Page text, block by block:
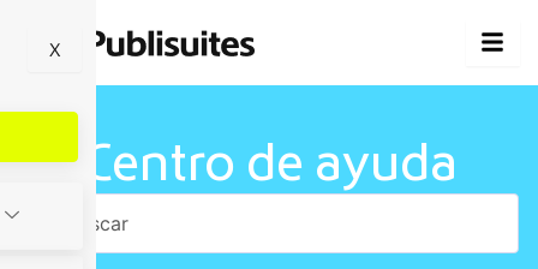
X
Centro de ayuda